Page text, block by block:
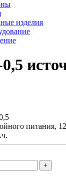
изделия
питания,
+